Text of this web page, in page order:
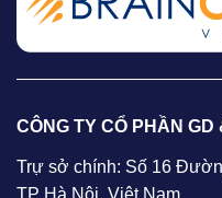
CÔNG TY CỔ PHẦN
Trự sở chính: Số 16
TP Hà Nội, Việt Nam